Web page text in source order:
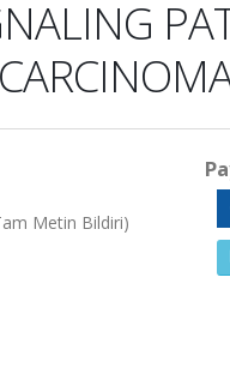
Metin Bildiri)